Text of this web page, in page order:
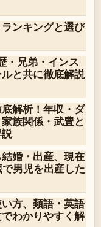
ンキングと選び
・兄弟・インス
と共に徹底解説
解析！年収・ダ
族関係・武豊と
婚・出産、現在
男児を出産した
方、類語・英語
わかりやすく解